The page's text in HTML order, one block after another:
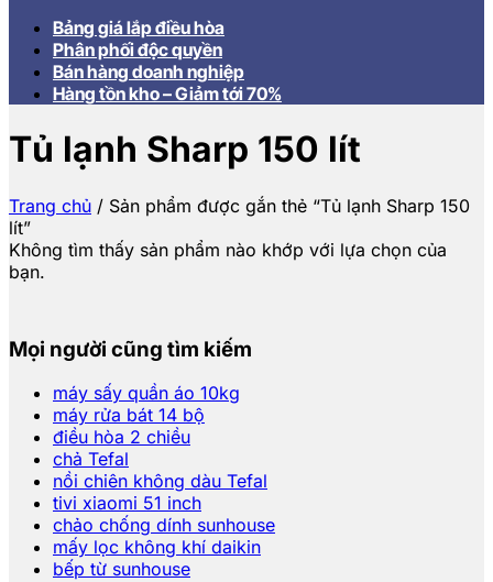
Bảng giá lắp điều hòa
Phân phối độc quyền
Bán hàng doanh nghiệp
Hàng tồn kho – Giảm tới 70%
Tủ lạnh Sharp 150 lít
Trang chủ / Sản phẩm được gắn thẻ “Tủ lạnh Sharp 150
lít”
Không tìm thấy sản phẩm nào khớp với lựa chọn của
bạn.
Mọi người cũng tìm kiếm
máy sấy quần áo 10kg
máy rửa bát 14 bộ
điều hòa 2 chiều
chả Tefal
nồi chiên không dàu Tefal
tivi xiaomi 51 inch
chảo chống dính sunhouse
mấy lọc không khí daikin
bếp từ sunhouse